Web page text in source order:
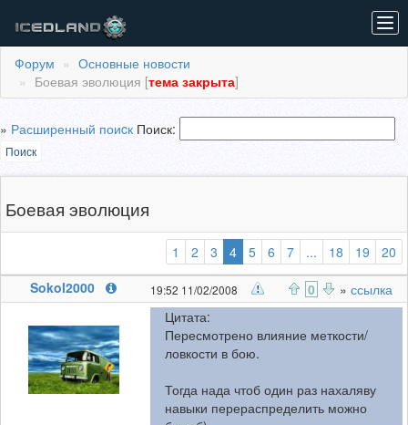
Форум
Основные новости
Боевая эволюция [тема закрыта]
» Расширенный поиcк Поиск:
Поиск
Боевая эволюция
1 2 3 4(выбранная)
5 6 7 ... 18 19
20
Sokol2000
19:52 11/02/2008 0 » ссылка
Цитата:
Пересмотрено влияние меткости/
ловкости в бою.
Тогда нада чтоб один раз нахаляву
навыки перераспределить можно